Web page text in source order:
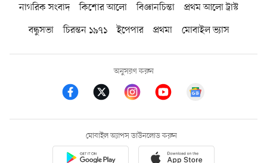
নাগরিক সংবাদ কিশোর আলো বিজ্ঞানচিন্তা
প্রথম আলো ট্রাস্ট
বন্ধুসভা
চিরন্তন ১৯৭১ ইপেপার প্রথমা মোবাইল ভ্যাস
অনুসরণ করুন
মোবাইল অ্যাপস ডাউনলোড করুন